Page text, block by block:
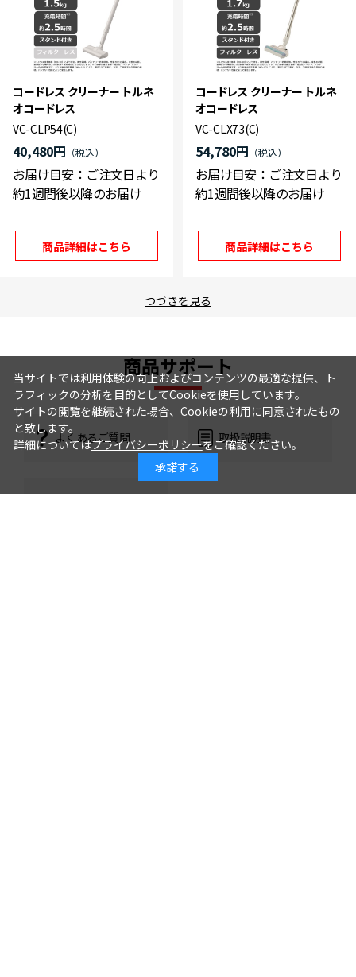
コードレス クリーナー トルネ
オコードレス
VC-CLP54(C)
40,480円
お届け目安：ご注文日より
約1週間後以降のお届け
商品詳細はこちら
コードレス クリーナー トルネ
オコードレス
VC-CLX73(C)
54,780円
お届け目安：ご注文日より
約1週間後以降のお届け
商品詳細はこちら
つづきを見る
商品サポート
よくあるご質問 取扱説明書
当サイトでは利用体験の向上およびコンテンツの最適な提供、ト
ラフィックの分析を目的としてCookieを使用しています。
サイトの閲覧を継続された場合、Cookieの利用に同意されたもの
と致します。
詳細についてはプライバシーポリシーをご確認ください。
承諾する